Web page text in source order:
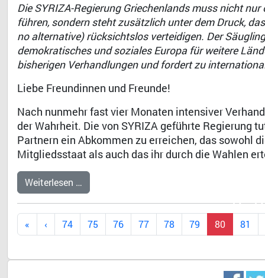
Dr.
Die SYRIZA-Regierung Griechenlands muss nicht
führen, sondern steht zusätzlich unter dem Druck,
no alternative) rücksichtslos verteidigen. Der
demokratisches und soziales Europa für weitere
bisherigen Verhandlungen und fordert zu
Liebe Freundinnen und Freunde!
Nach nunmehr fast vier Monaten intensiver
der Wahrheit. Die von SYRIZA geführte Regierung
Partnern ein Abkommen zu erreichen, das sowohl
Mitgliedsstaat als auch das ihr durch die Wahlen
Weiterlesen …
74 75 76 77 78 79 80 81